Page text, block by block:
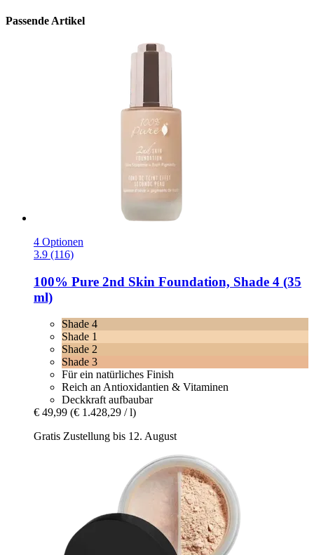
Passende Artikel
4 Optionen
3.9 (116)
100% Pure 2nd Skin Foundation, Shade 4 (35
ml)
Shade 4
Shade 1
Shade 2
Shade 3
Für ein natürliches Finish
Reich an Antioxidantien & Vitaminen
Deckkraft aufbaubar
€ 49,99 (€ 1.428,29 / l)
Gratis Zustellung bis 12. August